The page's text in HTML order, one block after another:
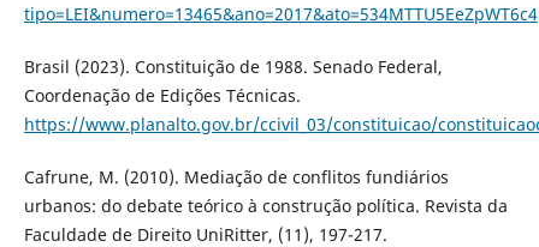
tipo=LEI&numero=13465&ano=2017&ato=534MTTU5EeZpWT6c4
Brasil (2023). Constituição de 1988. Senado Federal,
Coordenação de Edições Técnicas.
https://www.planalto.gov.br/ccivil_03/constituicao/
Cafrune, M. (2010). Mediação de conflitos fundiários
urbanos: do debate teórico à construção política. Revista da
Faculdade de Direito UniRitter, (11), 197-217.